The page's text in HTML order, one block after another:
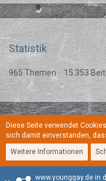
Statistik
965 Themen 15.353
Regeln
www.younggay.de in
Diese Seite verwendet
sich damit einverstanden,
Weitere Informationen